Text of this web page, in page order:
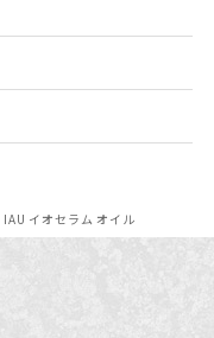
IAU イオセラム オイル